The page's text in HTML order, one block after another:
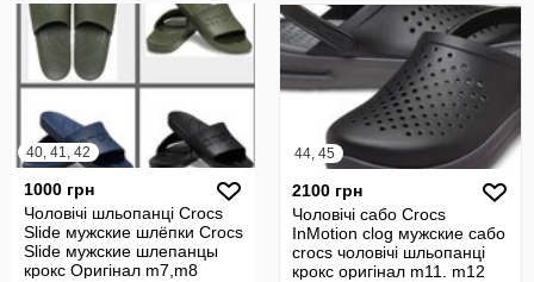
40, 41, 42
1000 грн
Чоловічі шльопанці Crocs
Slide мужские шлёпки Crocs
Slide мужские шлепанцы
крокс Оригінал m7,m8
44, 45
2100 грн
Чоловічі сабо Crocs
InMotion clog мужские сабо
crocs чоловічі шльопанці
крокс оригінал m11. m12